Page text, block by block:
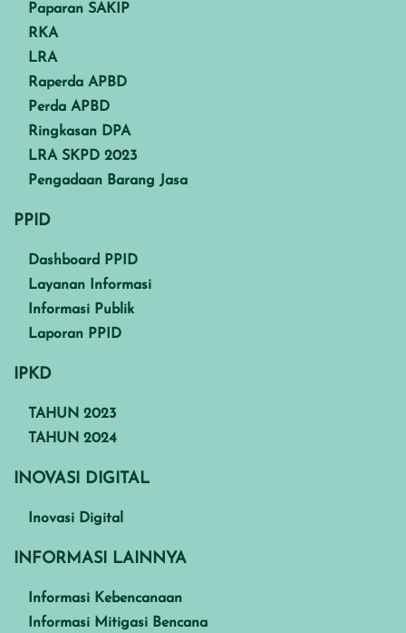
Paparan SAKIP
RKA
LRA
Raperda APBD
Perda APBD
Ringkasan DPA
LRA SKPD 2023
Pengadaan Barang Jasa
PPID
Dashboard PPID
Layanan Informasi
Informasi Publik
Laporan PPID
IPKD
TAHUN 2023
TAHUN 2024
INOVASI DIGITAL
Inovasi Digital
INFORMASI LAINNYA
Informasi Kebencanaan
Informasi Mitigasi Bencana